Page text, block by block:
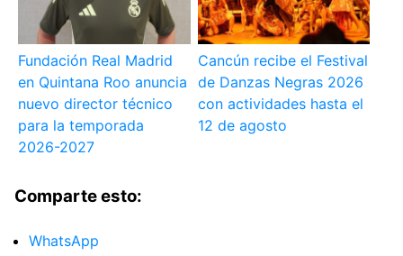
Fundación Real Madrid
en Quintana Roo anuncia
nuevo director técnico
para la temporada
2026-2027
Cancún recibe el Festival
de Danzas Negras 2026
con actividades hasta el
12 de agosto
Comparte esto:
WhatsApp